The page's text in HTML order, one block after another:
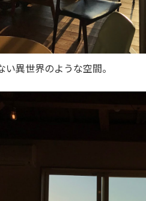
異世界のような空間。